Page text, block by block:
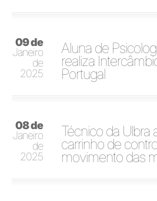
09 de
Janeiro
de
2025
Aluna de
realiza
Portugal
08 de
Janeiro
de
2025
Técnico da Ulbra
carrinho de
movimento das